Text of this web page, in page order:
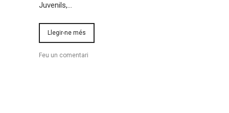
Juvenils,…
Llegir-ne més
Feu un comentari